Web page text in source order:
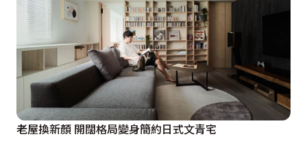
老屋換新顏 開闊格局變身簡約日式文青宅